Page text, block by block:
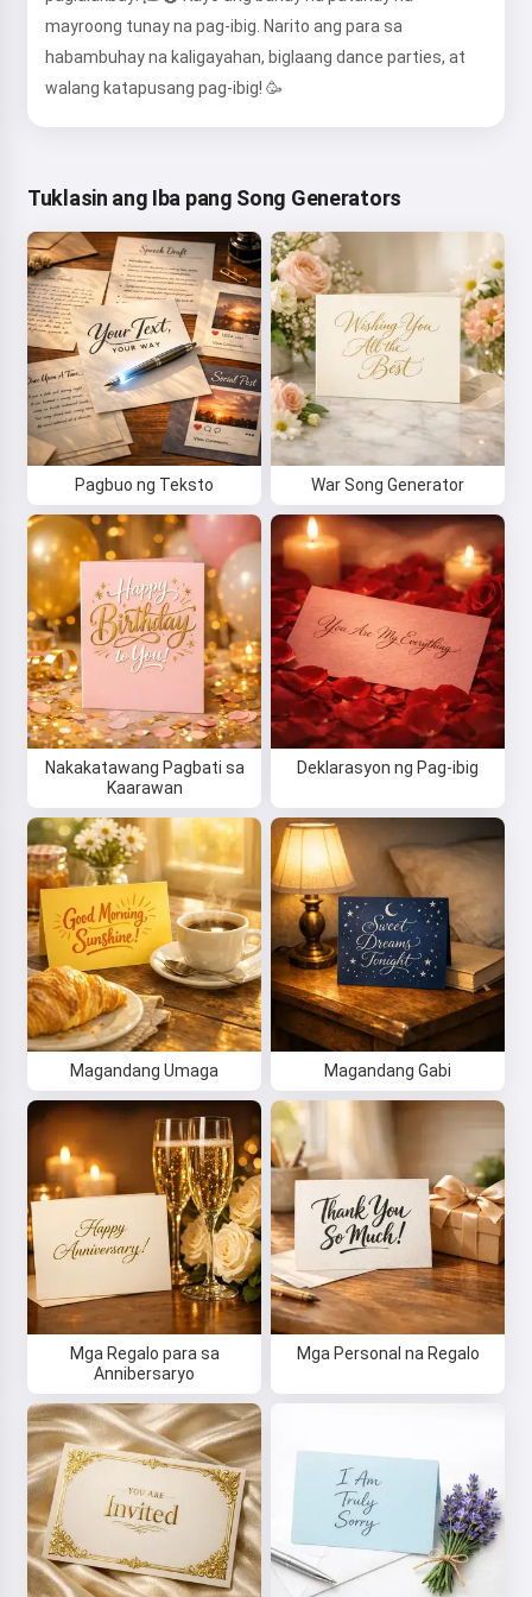
mayroong tunay na pag-ibig. Narito ang para sa
habambuhay na kaligayahan, biglaang dance parties, at
walang katapusang pag-ibig! 🥳
Tuklasin ang Iba pang Song Generators
Pagbuo ng Teksto War Song Generator
Nakakatawang Pagbati sa
Kaarawan
Deklarasyon ng Pag-ibig
Magandang Umaga Magandang Gabi
Mga Regalo para sa
Annibersaryo
Mga Personal na Regalo